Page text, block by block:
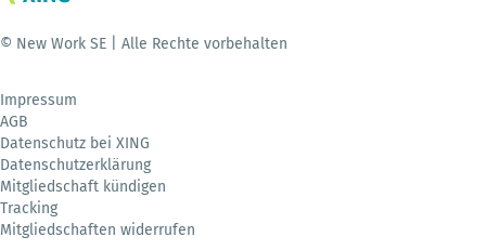
© New Work SE | Alle Rechte vorbehalten
Impressum
AGB
Datenschutz bei XING
Datenschutzerklärung
Mitgliedschaft kündigen
Tracking
Mitgliedschaften widerrufen